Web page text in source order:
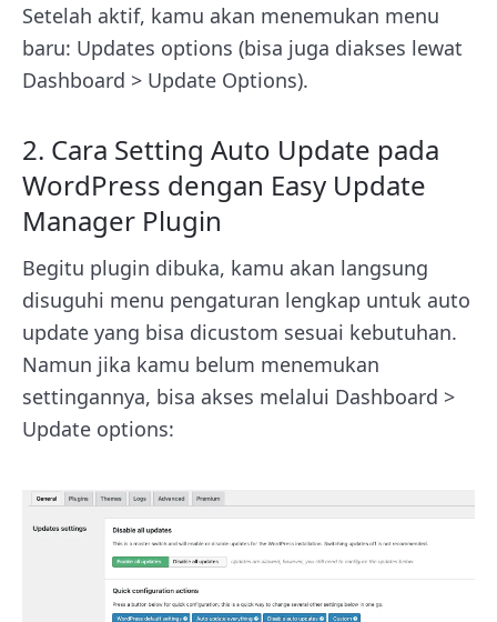
Setelah aktif, kamu akan menemukan menu
baru: Updates options (bisa juga diakses lewat
Dashboard > Update Options).
2. Cara Setting Auto Update pada
WordPress dengan Easy Update
Manager Plugin
Begitu plugin dibuka, kamu akan langsung
disuguhi menu pengaturan lengkap untuk auto
update yang bisa dicustom sesuai kebutuhan.
Namun jika kamu belum menemukan
settingannya, bisa akses melalui Dashboard >
Update options: